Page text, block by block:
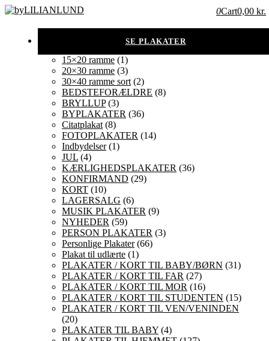
0Cart0,00 kr.
15×20 ramme (1)
20×30 ramme (3)
30×40 ramme sort (2)
BEDSTEFORÆLDRE (8)
BRYLLUP(3)
BYPLAKATER (36)
Citatplakat (8)
FOTOPLAKATER (14)
Indbydelser(1)
JUL (4)
KÆRLIGHEDSPLAKATER (36)
KONFIRMAND (29)
KORT (10)
LAGERSALG (6)
MUSIK PLAKATER (9)
NYHEDER (59)
PERSON PLAKATER (3)
Personlige Plakater(66)
Plakat til udlærte (1)
PLAKATER / KORT TIL BABY/BØRN (31)
PLAKATER / KORT TIL FAR (27)
PLAKATER / KORT TIL MOR (16)
PLAKATER / KORT TIL STUDENTEN (15)
PLAKATER / KORT TIL VEN/VENINDEN
(20)
PLAKATER TIL BABY (4)